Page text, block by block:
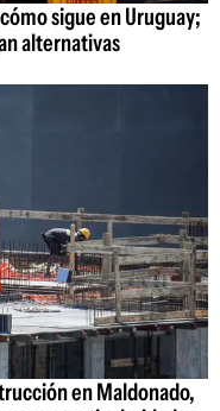
sigue en Uruguay;
alternativas
en Maldonado,